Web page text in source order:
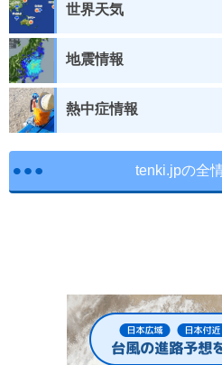
世界天気
地震情報
熱中症情報
tenki.jpの全